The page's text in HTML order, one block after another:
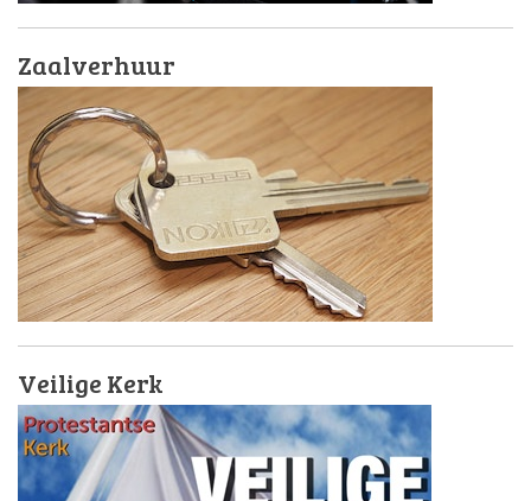
Zaalverhuur
Veilige Kerk